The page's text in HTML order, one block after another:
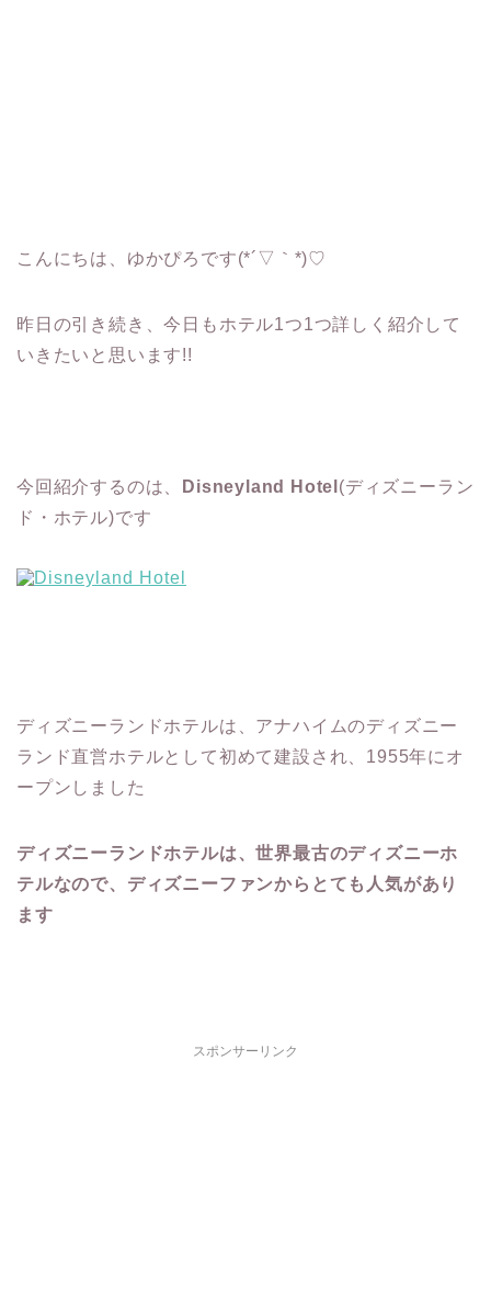
こんにちは、ゆかぴろです(*´▽｀*)♡
昨日の引き続き、今日もホテル1つ1つ詳しく紹介して
いきたいと思います!!
今回紹介するのは、 Disneyland Hotel (ディズニーラン
ド・ホテル)です
ディズニーランドホテルは、アナハイムのディズニー
ランド直営ホテルとして初めて建設され、1955年にオ
ープンしました
ディズニーランドホテルは、世界最古のディズニーホ
テルなので、ディズニーファンからとても人気があり
ます
スポンサーリンク